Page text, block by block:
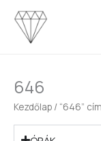
Skip
content
646
Kezdőlap / “646”